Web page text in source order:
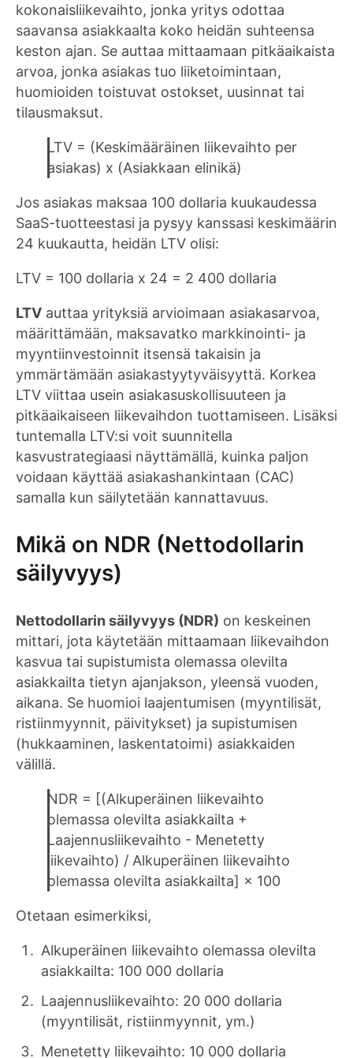
kokonaisliikevaihto, jonka yritys odottaa
saavansa asiakkaalta koko heidän suhteensa
keston ajan. Se auttaa mittaamaan pitkäaikaista
arvoa, jonka asiakas tuo liiketoimintaan,
huomioiden toistuvat ostokset, uusinnat tai
tilausmaksut.
LTV = (Keskimääräinen liikevaihto per
asiakas) x (Asiakkaan elinikä)
Jos asiakas maksaa 100 dollaria kuukaudessa
SaaS-tuotteestasi ja pysyy kanssasi keskimäärin
24 kuukautta, heidän LTV olisi:
LTV = 100 dollaria x 24 = 2 400 dollaria
LTV auttaa yrityksiä arvioimaan asiakasarvoa,
määrittämään, maksavatko markkinointi- ja
myyntiinvestoinnit itsensä takaisin ja
ymmärtämään asiakastyytyväisyyttä. Korkea
LTV viittaa usein asiakasuskollisuuteen ja
pitkäaikaiseen liikevaihdon tuottamiseen. Lisäksi
tuntemalla LTV:si voit suunnitella
kasvustrategiaasi näyttämällä, kuinka paljon
voidaan käyttää asiakashankintaan (CAC)
samalla kun säilytetään kannattavuus.
Mikä on NDR (Nettodollarin
säilyvyys)
Nettodollarin säilyvyys (NDR) on keskeinen
mittari, jota käytetään mittaamaan liikevaihdon
kasvua tai supistumista olemassa olevilta
asiakkailta tietyn ajanjakson, yleensä vuoden,
aikana. Se huomioi laajentumisen (myyntilisät,
ristiinmyynnit, päivitykset) ja supistumisen
(hukkaaminen, laskentatoimi) asiakkaiden
välillä.
NDR = [(Alkuperäinen liikevaihto
olemassa olevilta asiakkailta +
Laajennusliikevaihto - Menetetty
liikevaihto) / Alkuperäinen liikevaihto
olemassa olevilta asiakkailta] × 100
Otetaan esimerkiksi,
Alkuperäinen liikevaihto olemassa olevilta
asiakkailta: 100 000 dollaria
Laajennusliikevaihto: 20 000 dollaria
(myyntilisät, ristiinmyynnit, ym.)
Menetetty liikevaihto: 10 000 dollaria